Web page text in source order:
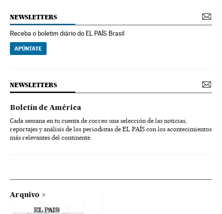
NEWSLETTERS
Receba o boletim diário do EL PAÍS Brasil
APÚNTATE
NEWSLETTERS
Boletín de América
Cada semana en tu cuenta de correo una selección de las noticias,
reportajes y análisis de los periodistas de EL PAÍS con los acontecimientos
más relevantes del continente.
Arquivo